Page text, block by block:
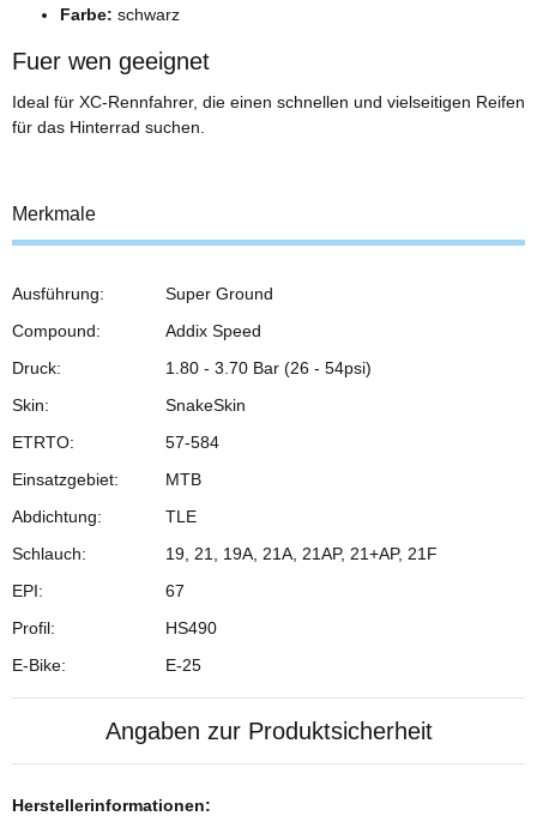
Farbe: schwarz
Fuer wen geeignet
Ideal für XC-Rennfahrer, die einen schnellen und vielseitigen Reifen
für das Hinterrad suchen.
Merkmale
Ausführung:
Super Ground
Compound:
Addix Speed
Druck:
1.80 - 3.70 Bar (26 - 54psi)
Skin:
SnakeSkin
ETRTO:
57-584
Einsatzgebiet:
MTB
Abdichtung:
TLE
Schlauch:
19, 21, 19A, 21A, 21AP, 21+AP, 21F
EPI:
67
Profil:
HS490
E-Bike:
E-25
Angaben zur Produktsicherheit
Herstellerinformationen: